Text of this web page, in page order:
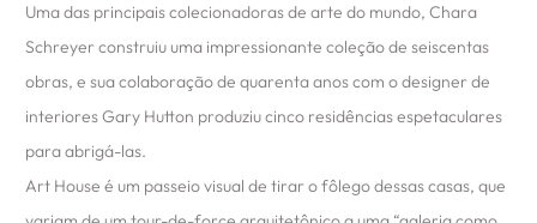
Uma das principais colecionadoras de arte do mundo, Chara
Schreyer construiu uma impressionante coleção de seiscentas
obras, e sua colaboração de quarenta anos com o designer de
interiores Gary Hutton produziu cinco residências espetaculares
para abrigá-las.
Art House é um passeio visual de tirar o fôlego dessas casas, que